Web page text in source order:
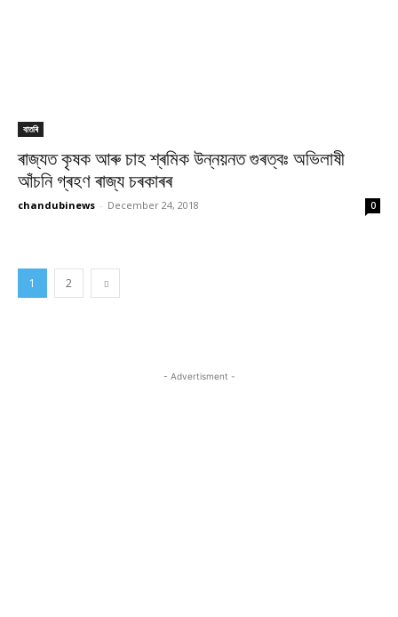
বাতৰি
ৰাজ্যত কৃষক আৰু চাহ শ্ৰমিক উন্নয়নত গুৰত্বঃ অভিলাষী
আঁচনি গ্ৰহণ ৰাজ্য চৰকাৰৰ
chandubinews - December 24, 2018 0
1 2
- Advertisment -